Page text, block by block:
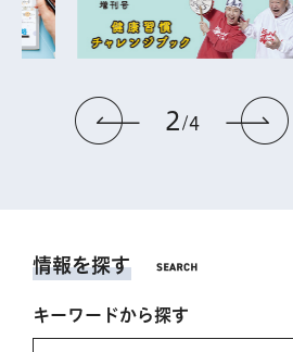
前のスライド
2 4
情報を探す
キーワードから探す